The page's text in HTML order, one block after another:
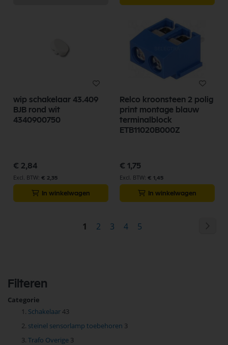
wip schakelaar 43.409
BJB rond wit
4340900750
€ 2,84
€ 2,35
In winkelwagen
Relco kroonsteen 2 polig
print montage blauw
terminalblock
ETB11020B000Z
€ 1,75
€ 1,45
In winkelwagen
Pagina
U
1 Pagina
2 Pagina
3 Pagina
4 Pagina
5
Filteren
Categorie
Schakelaar43
steinel sensorlamp toebehoren 3
Trafo Overige 3